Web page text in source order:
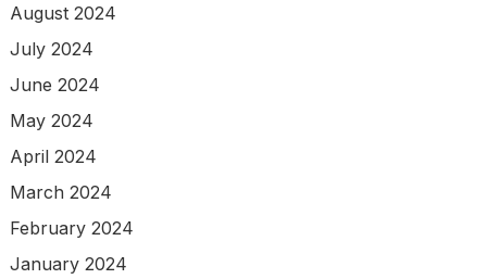
August 2024
July 2024
June 2024
May 2024
April 2024
March 2024
February 2024
January 2024